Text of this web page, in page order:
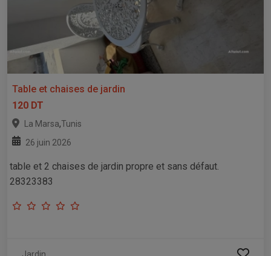
Table et chaises de jardin
120 DT
La Marsa,Tunis
26 juin 2026
table et 2 chaises de jardin propre et sans défaut.
28323383
Jardin